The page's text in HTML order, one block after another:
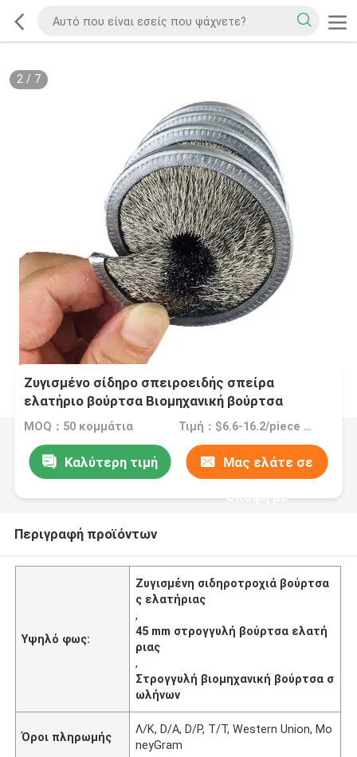
2/ 7
Ζυγισμένο σίδηρο σπειροειδής σπείρα
ελατήριο βούρτσα Βιομηχανική βούρτσα
σωλήνα γυαλιστερό 45mm
MOQ：50 κομμάτια Τιμή：$6.6-16.2/piece >=50 pieces
Καλύτερη τιμή Μας ελάτε σε
επαφή με
Περιγραφή προϊόντων
Υψηλό φως:
Ζυγισμένη σιδηροτροχιά βούρτσα
ς ελατήριας
,
45 mm στρογγυλή βούρτσα ελατή
ριας
,
Στρογγυλή βιομηχανική βούρτσα σ
ωλήνων
Όροι πληρωμής
Λ/Κ, D/A, D/P, T/T, Western Union, Mo
neyGram